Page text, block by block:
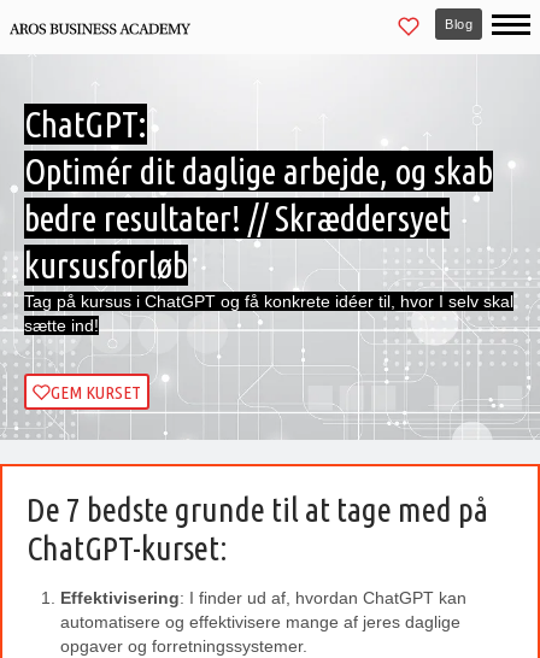
Blog
ChatGPT:
Optimér dit daglige arbejde, og skab
bedre resultater! // Skræddersyet
kursusforløb
Tag på kursus i ChatGPT og få konkrete idéer til, hvor I selv skal
sætte ind!
GEM KURSET
De 7 bedste grunde til at tage med på
ChatGPT-kurset:
Effektivisering: I finder ud af, hvordan ChatGPT kan
automatisere og effektivisere mange af jeres daglige
opgaver og forretningssystemer.